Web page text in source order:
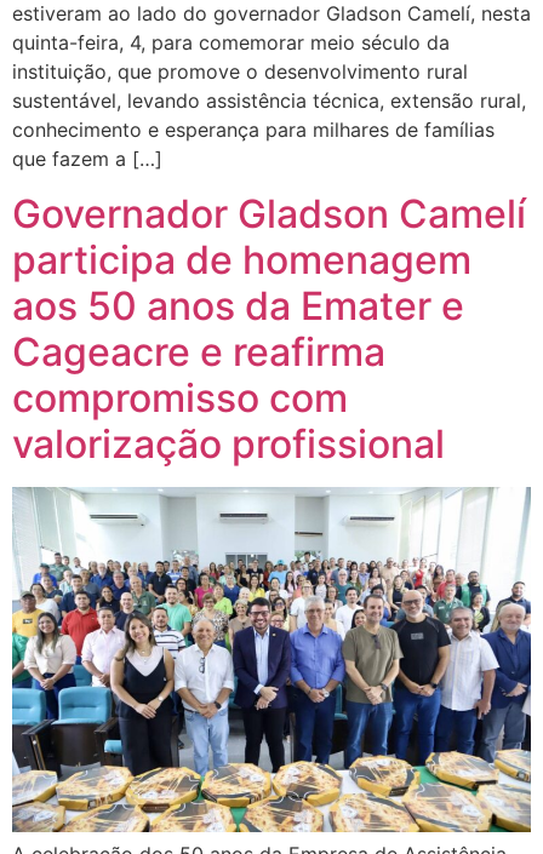
estiveram ao lado do governador Gladson Camelí, nesta
quinta-feira, 4, para comemorar meio século da
instituição, que promove o desenvolvimento rural
sustentável, levando assistência técnica, extensão rural,
conhecimento e esperança para milhares de famílias
que fazem a […]
Governador Gladson Camelí
participa de homenagem
aos 50 anos da Emater e
Cageacre e reafirma
compromisso com
valorização profissional